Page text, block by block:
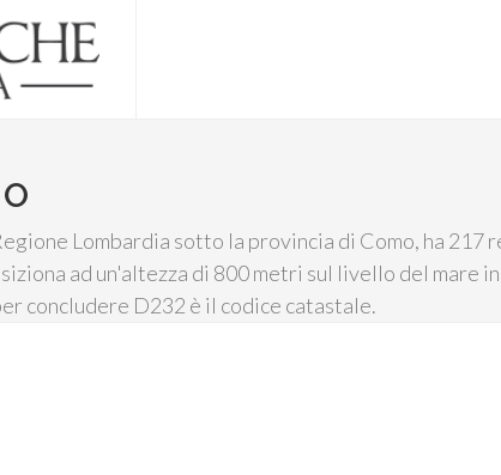
Lombardia sotto la provincia di Como, ha
ad un'altezza di 800 metri sul livello del mare
concludere D232 è il codice catastale.